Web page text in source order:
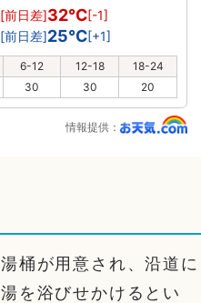
前日差]32℃[-1]
前日差]25℃[+1]
6-12 12-18
18-24
30 30 20
情報提供：
桶が用意され、沿道に
を浴びせかけるとい